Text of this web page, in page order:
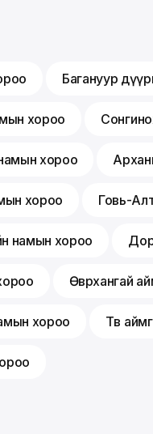
Багануур
хороо
хороо
хороо Говь-
намын хороо
Өвөрхангай
хороо Төв